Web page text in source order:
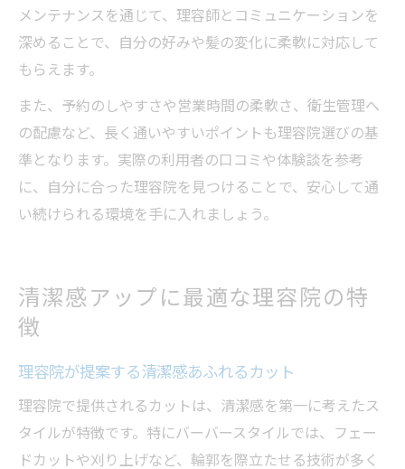
メンテナンスを通じて、理容師とコミュニケーションを
深めることで、自分の好みや髪の変化に柔軟に対応して
もらえます。
また、予約のしやすさや営業時間の柔軟さ、衛生管理へ
の配慮など、長く通いやすいポイントも理容院選びの基
準となります。実際の利用者の口コミや体験談を参考
に、自分に合った理容院を見つけることで、安心して通
い続けられる環境を手に入れましょう。
清潔感アップに最適な理容院の特
徴
理容院が提案する清潔感あふれるカット
理容院で提供されるカットは、清潔感を第一に考えたス
タイルが特徴です。特にバーバースタイルでは、フェー
ドカットや刈り上げなど、輪郭を際立たせる技術が多く